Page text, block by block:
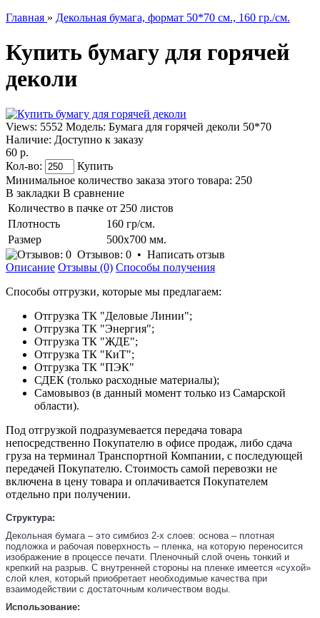
Главная » Декольная бумага, формат 50*70 см., 160 гр./см.
Купить бумагу для горячей
деколи
Views: 5552 Модель: Бумага для горячей деколи 50*70
Наличие: Доступно к заказу
60 р.
Кол-во:
Купить
Минимальное количество заказа этого товара: 250
В закладки В сравнение
Количество в пачке от 250 листов
Плотность
160 гр/см.
Размер
500х700 мм.
Отзывов: 0 • Написать отзыв
Описание Отзывы (0) Способы получения
Способы отгрузки, которые мы предлагаем:
Отгрузка ТК "Деловые Линии";
Отгрузка ТК "Энергия";
Отгрузка ТК "ЖДЕ";
Отгрузка ТК "КиТ";
Отгрузка ТК "ПЭК"
СДЕК (только расходные материалы);
Самовывоз (в данный момент только из Самарской
области).
Под отгрузкой подразумевается передача товара
непосредственно Покупателю в офисе продаж, либо сдача
груза на терминал Транспортной Компании, с последующей
передачей Покупателю. Стоимость самой перевозки не
включена в цену товара и оплачивается Покупателем
отдельно при получении.
Структура:
Декольная бумага – это симбиоз 2-х слоев: основа – плотная
подложка и рабочая поверхность – пленка, на которую переносится
изображение в процессе печати. Пленочный слой очень тонкий и
крепкий на разрыв. С внутренней стороны на пленке имеется «сухой»
слой клея, который приобретает необходимые качества при
взаимодействии с достаточным количеством воды.
Использование: